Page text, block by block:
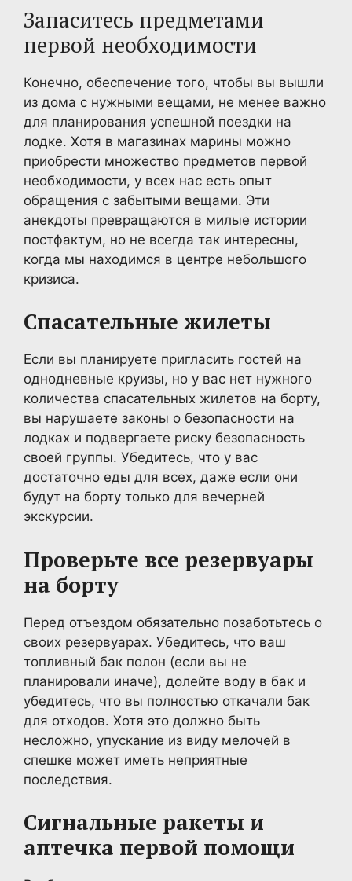
Запаситесь предметами
первой необходимости
Конечно, обеспечение того, чтобы вы вышли
из дома с нужными вещами, не менее важно
для планирования успешной поездки на
лодке. Хотя в магазинах марины можно
приобрести множество предметов первой
необходимости, у всех нас есть опыт
обращения с забытыми вещами. Эти
анекдоты превращаются в милые истории
постфактум, но не всегда так интересны,
когда мы находимся в центре небольшого
кризиса.
Спасательные жилеты
Если вы планируете пригласить гостей на
однодневные круизы, но у вас нет нужного
количества спасательных жилетов на борту,
вы нарушаете законы о безопасности на
лодках и подвергаете риску безопасность
своей группы. Убедитесь, что у вас
достаточно еды для всех, даже если они
будут на борту только для вечерней
экскурсии.
Проверьте все резервуары
на борту
Перед отъездом обязательно позаботьтесь о
своих резервуарах. Убедитесь, что ваш
топливный бак полон (если вы не
планировали иначе), долейте воду в бак и
убедитесь, что вы полностью откачали бак
для отходов. Хотя это должно быть
несложно, упускание из виду мелочей в
спешке может иметь неприятные
последствия.
Сигнальные ракеты и
аптечка первой помощи